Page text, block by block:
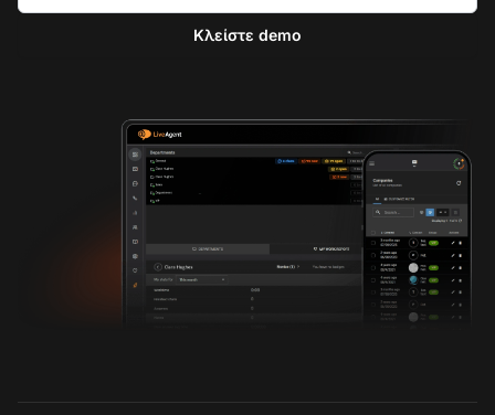
Κλείστε demo